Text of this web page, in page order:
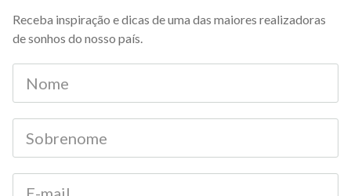
Receba inspiração e dicas de uma das maiores realizadoras
de sonhos do nosso país.